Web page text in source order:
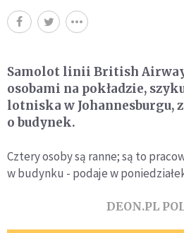
Samolot linii British
osobami na pokładzie,
lotniska w Johannesburgu,
o budynek.
Cztery osoby są ranne; są to
w budynku - podaje w
DEON.PL